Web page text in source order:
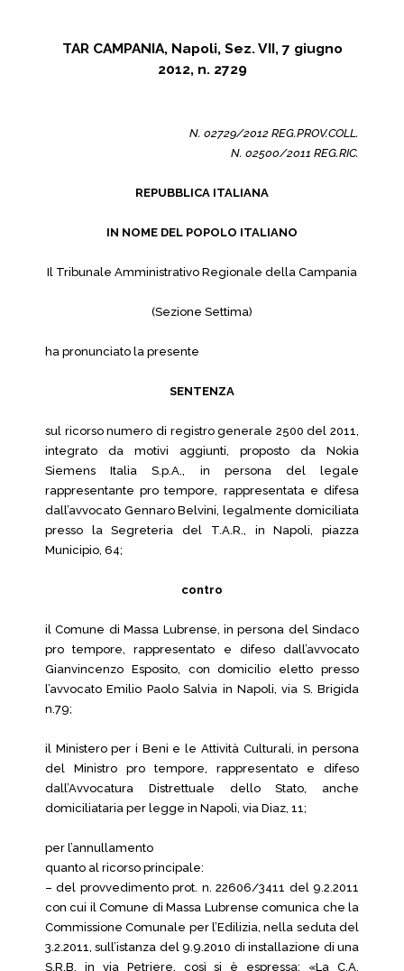
TAR CAMPANIA, Napoli, Sez. VII, 7 giugno
2012, n. 2729
N. 02729/2012 REG.PROV.COLL.
N. 02500/2011 REG.RIC.
REPUBBLICA ITALIANA
IN NOME DEL POPOLO ITALIANO
Il Tribunale Amministrativo Regionale della Campania
(Sezione Settima)
ha pronunciato la presente
SENTENZA
sul ricorso numero di registro generale 2500 del 2011,
integrato da motivi aggiunti, proposto da Nokia
Siemens Italia S.p.A., in persona del legale
rappresentante pro tempore, rappresentata e difesa
dall’avvocato Gennaro Belvini, legalmente domiciliata
presso la Segreteria del T.A.R., in Napoli, piazza
Municipio, 64;
contro
il Comune di Massa Lubrense, in persona del Sindaco
pro tempore, rappresentato e difeso dall’avvocato
Gianvincenzo Esposito, con domicilio eletto presso
l’avvocato Emilio Paolo Salvia in Napoli, via S. Brigida
n.79;
il Ministero per i Beni e le Attività Culturali, in persona
del Ministro pro tempore, rappresentato e difeso
dall’Avvocatura Distrettuale dello Stato, anche
domiciliataria per legge in Napoli, via Diaz, 11;
per l’annullamento
quanto al ricorso principale:
– del provvedimento prot. n. 22606/3411 del 9.2.2011
con cui il Comune di Massa Lubrense comunica che la
Commissione Comunale per l’Edilizia, nella seduta del
3.2.2011, sull’istanza del 9.9.2010 di installazione di una
S.R.B. in via Petriere, così si è espressa: «La C.A.